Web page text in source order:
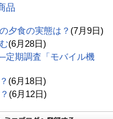
品
夕食の実態は？ (7月9日)
(6月28日)
定期調査「モバイル機
(6月18日)
(6月12日)